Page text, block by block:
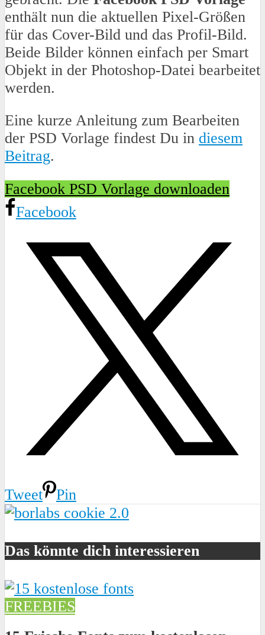
enthält nun die aktuellen Pixel-Größen
für das Cover-Bild und das Profil-Bild.
Beide Bilder können einfach per Smart
Objekt in der Photoshop-Datei bearbeitet
werden.
Eine kurze Anleitung zum Bearbeiten
der PSD Vorlage findest Du in diesem
Beitrag.
Facebook PSD Vorlage downloaden
Facebook
Tweet Pin
Das könnte dich interessieren
FREEBIES